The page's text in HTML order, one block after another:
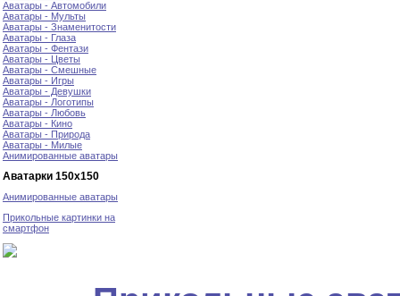
Аватары - Автомобили
Аватары - Мульты
Аватары - Знаменитости
Аватары - Глаза
Аватары - Фентази
Аватары - Цветы
Аватары - Смешные
Аватары - Игры
Аватары - Девушки
Аватары - Логотипы
Аватары - Любовь
Аватары - Кино
Аватары - Природа
Аватары - Милые
Анимированные аватары
Аватарки 150х150
Анимированные аватары
Прикольные картинки на
смартфон